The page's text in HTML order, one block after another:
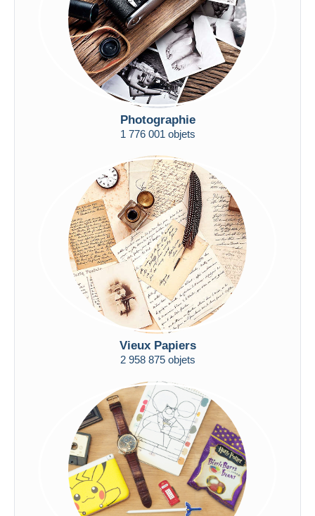
Photographie
1 776 001 objets
Vieux Papiers
2 958 875 objets